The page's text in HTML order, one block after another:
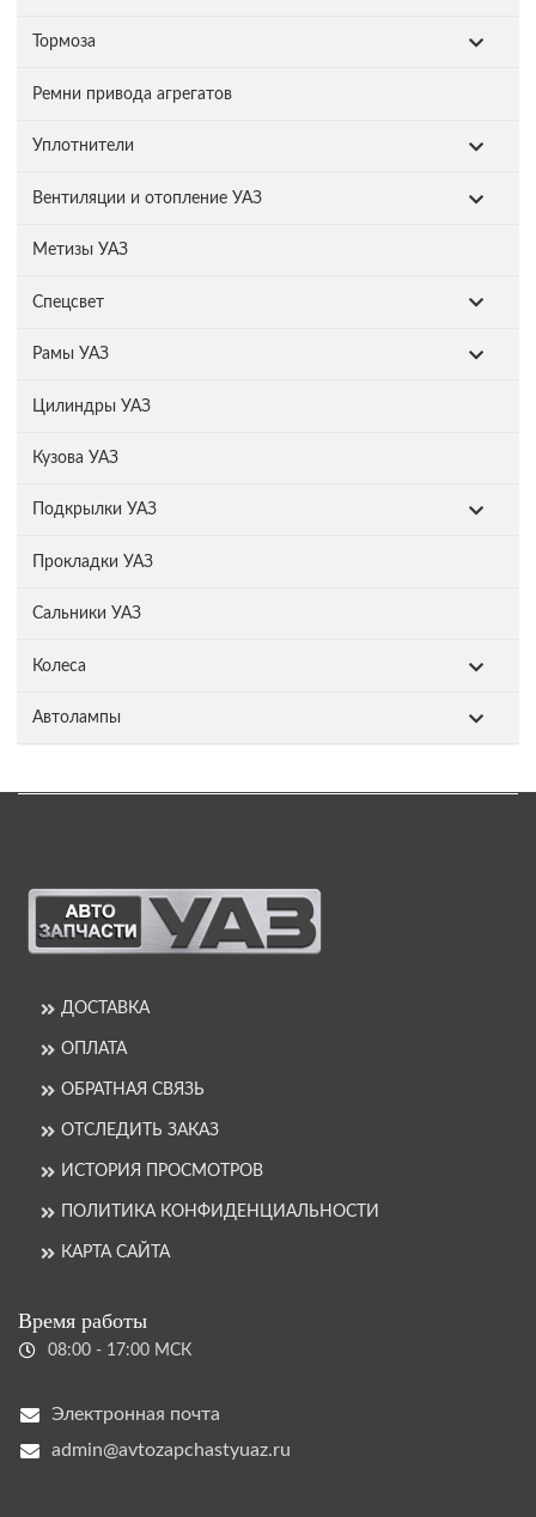
Тормоза
Ремни привода агрегатов
Уплотнители
Вентиляции и отопление УАЗ
Метизы УАЗ
Спецсвет
Рамы УАЗ
Цилиндры УАЗ
Кузова УАЗ
Подкрылки УАЗ
Прокладки УАЗ
Сальники УАЗ
Колеса
Автолампы
ДОСТАВКА
ОПЛАТА
ОБРАТНАЯ СВЯЗЬ
ОТСЛЕДИТЬ ЗАКАЗ
ИСТОРИЯ ПРОСМОТРОВ
ПОЛИТИКА КОНФИДЕНЦИАЛЬНОСТИ
КАРТА САЙТА
Время работы
08:00 - 17:00 МСК
Электронная почта
admin@avtozapchastyuaz.ru